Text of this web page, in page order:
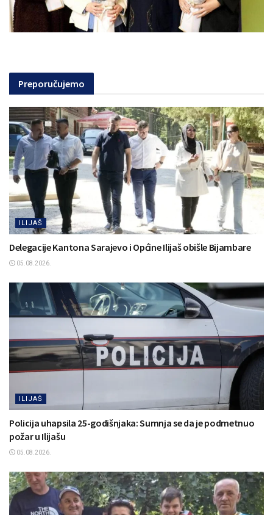
Preporučujemo
ILIJAŠ
Delegacije Kantona Sarajevo i Općine Ilijaš obišle Bijambare
05.08.2026.
ILIJAŠ
Policija uhapsila 25-godišnjaka: Sumnja se da je podmetnuo
požar u Ilijašu
05.08.2026.